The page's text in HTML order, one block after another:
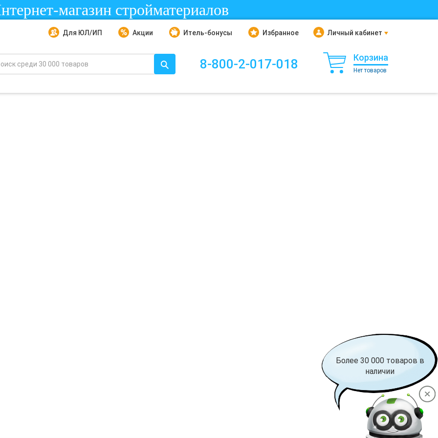
Более 30 000 товаров в
наличии
магазин стройматериалов
Для ЮЛ/ИП Акции Итель-бонусы Избранное Личный кабинет
8-800-2-017-018 Корзина
Нет товаров